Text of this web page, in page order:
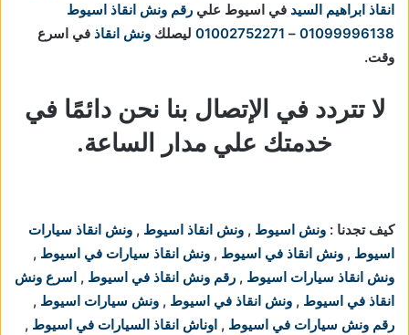
انقاذ ابراهيم السيد في اسيوط علي رقم ونش انقاذ اسيوط
01099996138
–
01002752271 ليصلك ونش انقاذ في اسرع
وقت.
لا تتردد في الإتصال بنا نحن دائمًا في
خدمتك علي مدار الساعة.
كيف تجدنا : ونش اسيوط , ونش انقاذ اسيوط , ونش انقاذ سيارات
اسيوط , ونش انقاذ في اسيوط , ونش انقاذ سيارات في اسيوط ,
ونش انقاذ سيارات اسيوط , رقم ونش انقاذ في اسيوط , اسرع ونش
انقاذ في اسيوط , ونش انقاذ في اسيوط , ونش سيارات اسيوط ,
رقم ونش سيارات في اسيوط , اوناش انقاذ السيارات في اسيوط ,